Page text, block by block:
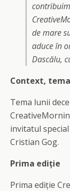
de mare
aduce în
Dascălu,
Context,
Tema lunii
invitatul
Cristian Gog.
Prima ediție
Prima ediție